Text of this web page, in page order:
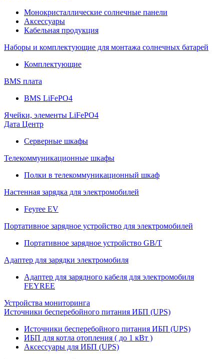
Монокристаллические солнечные панели
Аксессуары
Кабельная продукция
Наборы и комплектующие для монтажа солнечных батарей
Комплектующие
BMS плата
BMS LiFePO4
Ячейки, элементы LiFePO4
Дата Центр
Серверные шкафы
Телекоммуникационные шкафы
Полки в телекоммуникационный шкаф
Настенная зарядка для электромобилей
Feyree EV
Портативное зарядное устройство для электромобилей
Портативное зарядное устройство GB/T
Адаптер для зарядки электромобиля
Адаптер для зарядного кабеля для электромобиля
FEYREE
Устройства мониторинга
Источники бесперебойного питания ИБП (UPS)
Источники бесперебойного питания ИБП (UPS)
ИБП для котла отопления ( до 1 кВт )
Аксессуары для ИБП (UPS)